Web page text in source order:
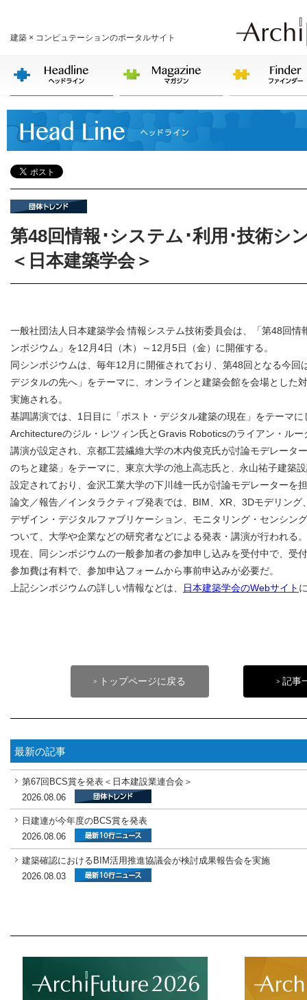
建築 × コンピュテーションのポータルサイト
第48回情報･システム･利用･技術シ
＜日本建築学会＞
一般社団法人日本建築学会 情報システム技術委員会は、「第48回情
ンポジウム」を12月4日（木）～12月5日（金）に開催する。
同シンポジウムは、毎年12月に開催されており、第48回となる今回
デジタルの先へ」をテーマに、オンラインと建築会館を会場とした
実施される。
基調講演では、1日目に「ポスト・デジタル建築の現在」をテーマ
Architectureのジル・レツィン氏とGravis Roboticsのライアン・ル
講演が設定され、京都工芸繊維大学の木内俊克氏が討論モデレータ
のちと建築」をテーマに、東京大学の池上高志氏と 、 永山祐子建築
設定されており、金沢工業大学の下川雄一氏が討論モデレーターを
論文／報告／インタラクティブ発表では、BIM、XR、3Dモデリング
デザイン・デジタルファブリケーション、モニタリング・センシン
ついて、大学や企業などの研究者などによる発表・講演が行われる。
現在、同シンポジウムの一般参加者の参加申し込みを受付中で、受
参加費は有料で、参加申込フォームから事前申込みが必要だ。
上記シンポジウムの詳しい情報などは、
日本建築学会のWebサイト
> トップページに戻る >記事
最新の記事
第67回BCS賞を発表＜日本建設業連合会＞
2026.08.06
日建連が今年度のBCS賞を発表
2026.08.06
建築確認におけるBIM活用推進協議会が検討成果報告会を実施
2026.08.03